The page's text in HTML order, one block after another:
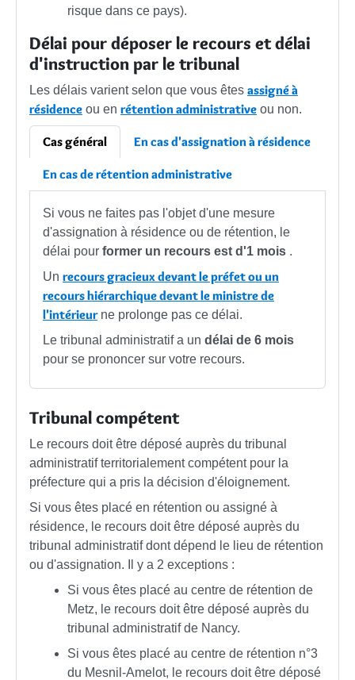
risque dans ce pays).
Délai pour déposer le recours et délai
d'instruction par le tribunal
Les délais varient selon que vous êtes assigné à
résidence ou en rétention administrative ou non.
Cas général En cas d'assignation à résidence
En cas de rétention administrative
Si vous ne faites pas l'objet d'une mesure
d'assignation à résidence ou de rétention, le
délai pour former un recours est d'1 mois .
Un recours gracieux devant le préfet ou un
recours hiérarchique devant le ministre de
l'intérieur ne prolonge pas ce délai.
Le tribunal administratif a un délai de 6 mois
pour se prononcer sur votre recours.
Tribunal compétent
Le recours doit être déposé auprès du tribunal
administratif territorialement compétent pour la
préfecture qui a pris la décision d'éloignement.
Si vous êtes placé en rétention ou assigné à
résidence, le recours doit être déposé auprès du
tribunal administratif dont dépend le lieu de rétention
ou d'assignation. Il y a 2 exceptions :
Si vous êtes placé au centre de rétention de
Metz, le recours doit être déposé auprès du
tribunal administratif de Nancy.
Si vous êtes placé au centre de rétention n°3
du Mesnil-Amelot, le recours doit être déposé